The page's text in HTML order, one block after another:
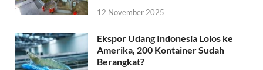
12 November 2025
Ekspor Udang Indonesia Lolos ke
Amerika, 200 Kontainer Sudah
Berangkat?